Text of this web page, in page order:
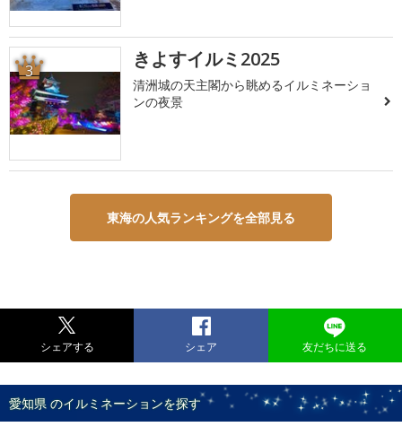
3 きよすイルミ2025
清洲城の天主閣から眺めるイルミネーショ
ンの夜景
東海の人気ランキングを全部見る
シェアする シェア 友だちに送る
愛知県 のイルミネーションを探す